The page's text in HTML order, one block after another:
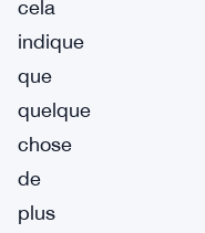
cela
indique
que
quelque
chose
de
plus